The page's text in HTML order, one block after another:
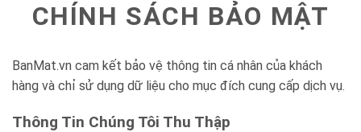
Thương hiệu
Bảng giá 2026
CHÍNH SÁCH BẢO MẬT
BanMat.vn cam kết bảo vệ thông tin cá nhân của khách
hàng và chỉ sử dụng dữ liệu cho mục đích cung cấp dịch vụ.
Thông Tin Chúng Tôi Thu Thập